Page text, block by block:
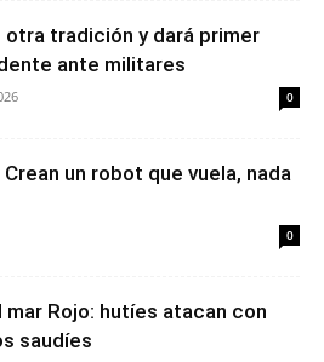
otra tradición y dará primer
ante militares
0
Crean un robot que vuela, nada
0
mar Rojo: hutíes atacan con
saudíes